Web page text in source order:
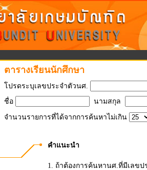
ตารางเรียนนักศึกษา
โปรดระบุเลขประจำตัวนศ.
ชื่อ
นามสกุล
จำนวนรายการที่ได้จากการค้นหาไม่เกิน
คำแนะนำ
1. ถ้าต้องการค้นหานศ.ที่มีเลข